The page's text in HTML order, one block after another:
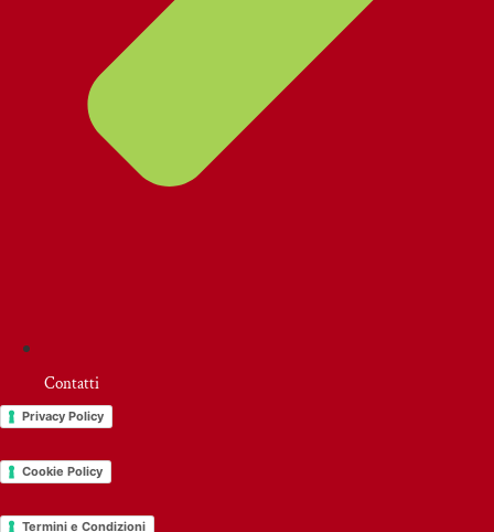
Contatti
Privacy Policy
Cookie Policy
Termini e Condizioni